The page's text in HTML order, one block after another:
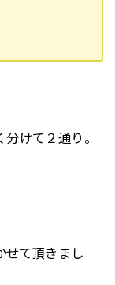
けて２通り。
せて頂きまし